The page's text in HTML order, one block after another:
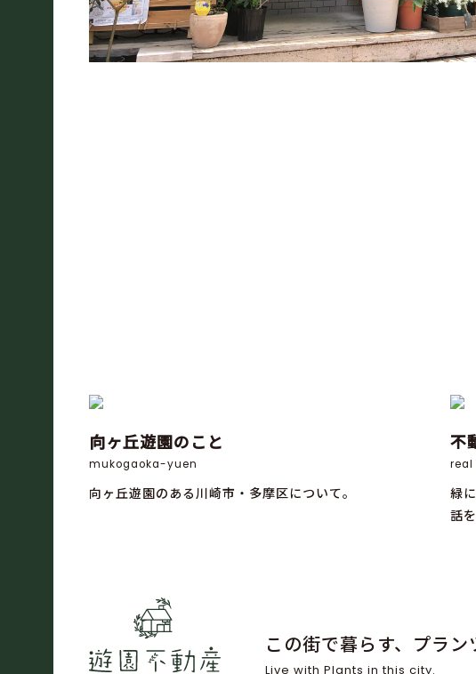
向ヶ丘遊園のこと
mukogaoka-yuen
向ヶ丘遊園のある川崎市・多摩区について。
不
real
緑
話
この街で暮らす、プラン
Live with Plants in this city.